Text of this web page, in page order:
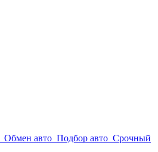
Обмен авто Подбор авто Срочный